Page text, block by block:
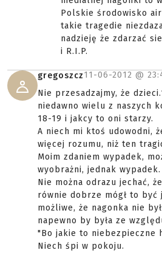
Polskie środowisko
takie tragedie
nadzieję że zdarzać
i R.I.P.
gregoszcz11-06-2012 @
Nie przesadzajmy, że
niedawno wielu z naszych
18-19 i jakcy to oni starzy.
A niech mi ktoś udowodni,
więcej rozumu, niż ten
Moim zdaniem wypadek,
wyobrażni, jednak wypadek.
Nie można odrazu jechać,
równie dobrze mógł to być
możliwe, że nagonka nie
napewno by była ze
"Bo jakie to niebezpieczne
Niech śpi w pokoju.